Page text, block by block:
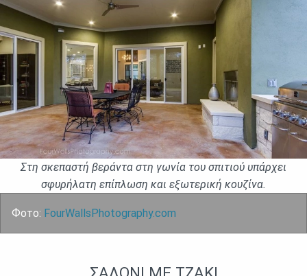
Στη σκεπαστή βεράντα στη γωνία του σπιτιού υπάρχει
σφυρήλατη επίπλωση και εξωτερική κουζίνα.
Фото: FourWallsPhotography.com